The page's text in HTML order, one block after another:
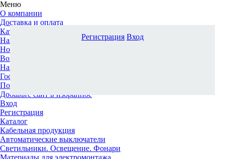
Меню
О компании
Доставка и оплата
Каталог
Наши офисы
Новости и новинки
Вопрос-ответ
Наша команда
Гос. заказчикам
Поставщикам
Добавьте сайт в избранное
Вход
Регистрация
Каталог
Кабельная продукция
Автоматические выключатели
Светильники. Освещение. Фонари
Материалы для электромонтажа
Регистрация Вход